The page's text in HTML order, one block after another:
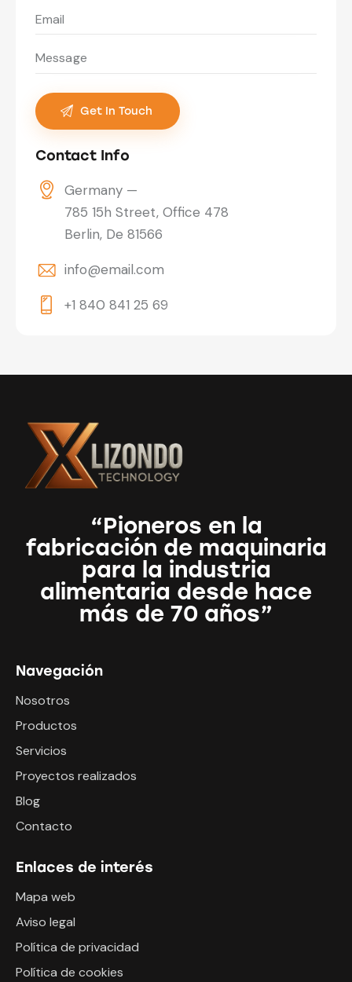
Contact Info
Germany —
785 15h Street, Office 478
Berlin, De 81566
info@email.com
+1 840 841 25 69
“Pioneros en la
fabricación de maquinaria
para la industria
alimentaria desde hace
más de 70 años”
Navegación
Nosotros
Productos
Servicios
Proyectos realizados
Blog
Contacto
Enlaces de interés
Mapa web
Aviso legal
Política de privacidad
Política de cookies